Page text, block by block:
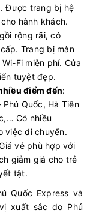
Được trang bị hệ
hành khách.
rộng rãi, có
Trang bị màn
Fi miễn phí. Cửa
tuyệt đẹp.
điểm đến:
Quốc, Hà Tiên
Có nhiều
việc di chuyển.
vé phù hợp với
giảm giá cho trẻ
tật.
Quốc Express và
xuất sắc do Phú